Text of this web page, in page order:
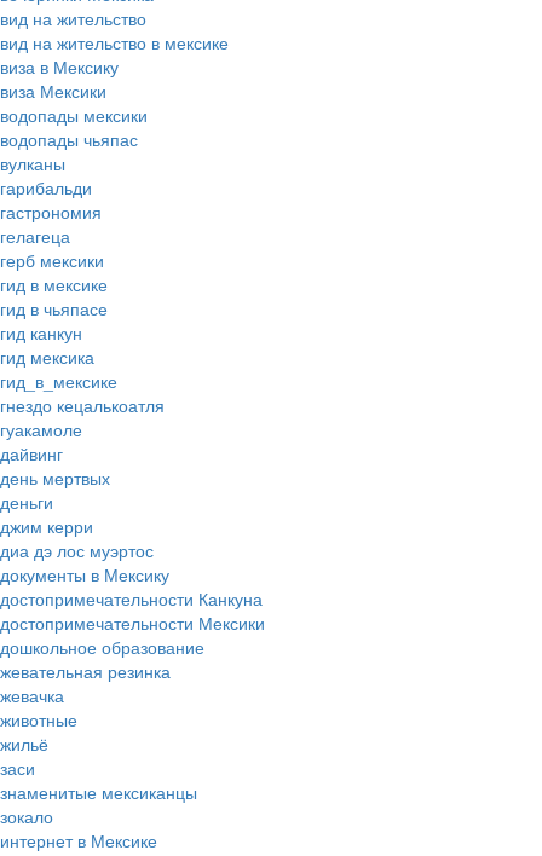
вид на жительство
вид на жительство в мексике
виза в Мексику
виза Мексики
водопады мексики
водопады чьяпас
вулканы
гарибальди
гастрономия
гелагеца
герб мексики
гид в мексике
гид в чьяпасе
гид канкун
гид мексика
гид_в_мексике
гнездо кецалькоатля
гуакамоле
дайвинг
день мертвых
деньги
джим керри
диа дэ лос муэртос
документы в Мексику
достопримечательности Канкуна
достопримечательности Мексики
дошкольное образование
жевательная резинка
жевачка
животные
жильё
заси
знаменитые мексиканцы
зокало
интернет в Мексике